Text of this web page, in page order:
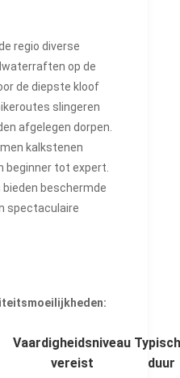
regio diverse
op de
de diepste kloof
slingeren
afgelegen dorpen.
kalkstenen
beginner tot expert.
beschermde
spectaculaire
Vaardigheidsniveau
vereist
duur